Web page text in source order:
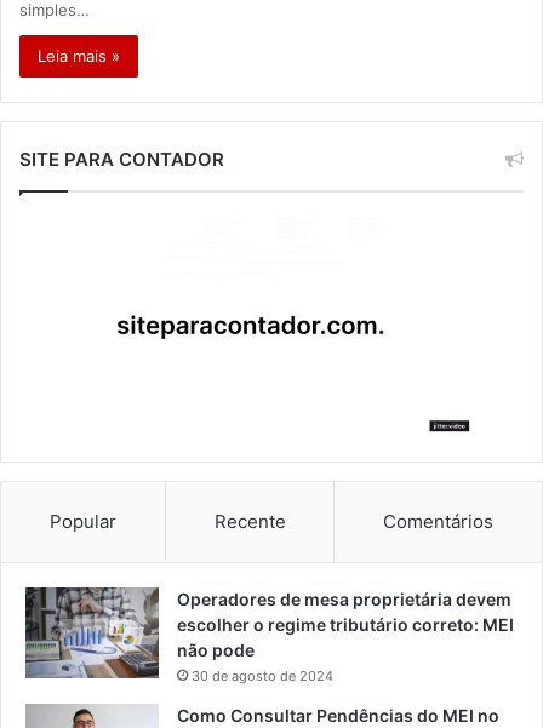
simples…
Leia mais »
SITE PARA CONTADOR
Popular Recente Comentários
Operadores de mesa proprietária devem
escolher o regime tributário correto: MEI
não pode
30 de agosto de 2024
Como Consultar Pendências do MEI no